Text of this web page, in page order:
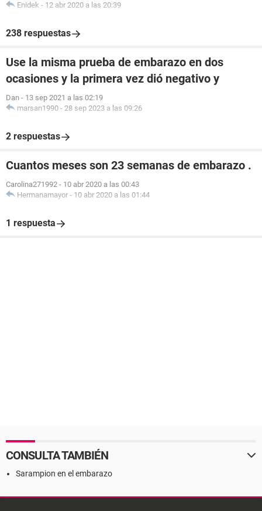
Enidek - 12 abr 2020 a las 20:39
238 respuestas
Use la misma prueba de embarazo en dos
ocasiones y la primera vez dió negativo y
Dan - 13 sep 2021 a las 02:19
marsan1990 - 28 sep 2023 a las 09:26
2 respuestas
Cuantos meses son 23 semanas de embarazo .
Carolina271992 - 10 abr 2020 a las 00:43
Hermanamayor - 10 abr 2020 a las 01:44
1 respuesta
CONSULTA TAMBIÉN
Sarampion en el embarazo